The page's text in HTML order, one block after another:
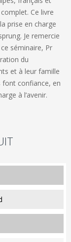
Ce livre
prise en charge
Je remercie
séminaire, Pr
du
et à leur famille
font confiance, en
à l’avenir.